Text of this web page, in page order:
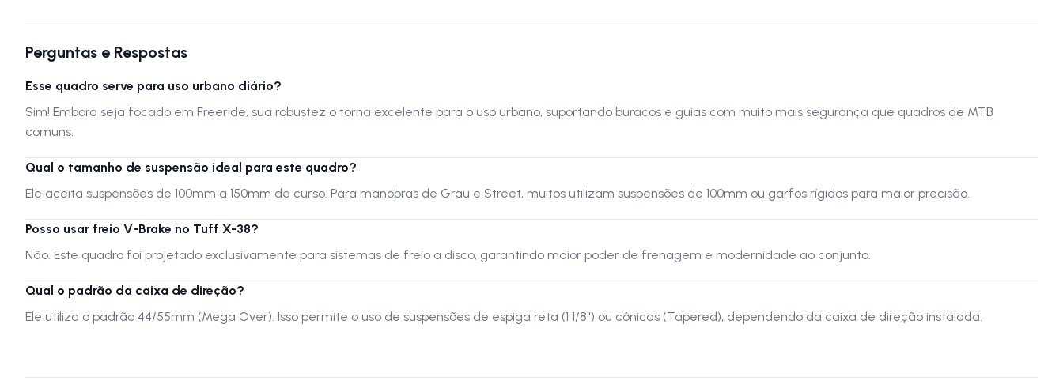
Perguntas e Respostas
Esse quadro serve para uso urbano diário?
Sim! Embora seja focado em Freeride, sua robustez o torna excelente para o uso urbano, suportando buracos e guias com muito mais segurança que quadros de MTB
comuns.
Qual o tamanho de suspensão ideal para este quadro?
Ele aceita suspensões de 100mm a 150mm de curso. Para manobras de Grau e Street, muitos utilizam suspensões de 100mm ou garfos rígidos para maior precisão.
Posso usar freio V-Brake no Tuff X-38?
Não. Este quadro foi projetado exclusivamente para sistemas de freio a disco, garantindo maior poder de frenagem e modernidade ao conjunto.
Qual o padrão da caixa de direção?
Ele utiliza o padrão 44/55mm (Mega Over). Isso permite o uso de suspensões de espiga reta (1 1/8") ou cônicas (Tapered), dependendo da caixa de direção instalada.